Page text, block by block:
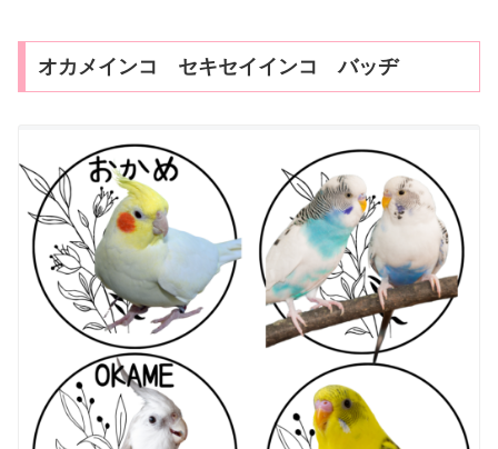
オカメインコ セキセイインコ バッヂ